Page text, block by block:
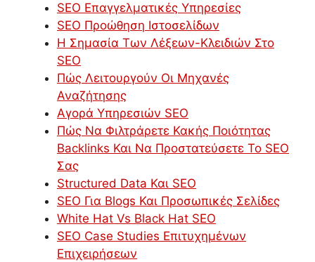
SEO Επαγγελματικές Υπηρεσίες
SEO Προώθηση Ιστοσελίδων
Η Σημασία Των Λέξεων-Κλειδιών Στο
SEO
Πώς Λειτουργούν Οι Μηχανές
Αναζήτησης
Αγορά Υπηρεσιών SEO
Πώς Να Φιλτράρετε Κακής Ποιότητας
Backlinks Και Να Προστατεύσετε Το SEO
Σας
Structured Data Και SEO
SEO Για Blogs Και Προσωπικές Σελίδες
White Hat Vs Black Hat SEO
SEO Case Studies Επιτυχημένων
Επιχειρήσεων